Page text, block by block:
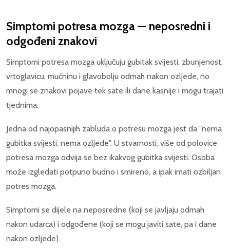
Simptomi potresa mozga — neposredni i
odgođeni znakovi
Simptomi potresa mozga uključuju gubitak svijesti, zbunjenost,
vrtoglavicu, mučninu i glavobolju odmah nakon ozljede, no
mnogi se znakovi pojave tek sate ili dane kasnije i mogu trajati
tjednima.
Jedna od najopasnijih zabluda o potresu mozga jest da "nema
gubitka svijesti, nema ozljede". U stvarnosti, više od polovice
potresa mozga odvija se bez ikakvog gubitka svijesti. Osoba
može izgledati potpuno budno i smireno, a ipak imati ozbiljan
potres mozga.
Simptomi se dijele na neposredne (koji se javljaju odmah
nakon udarca) i odgođene (koji se mogu javiti sate, pa i dane
nakon ozljede).